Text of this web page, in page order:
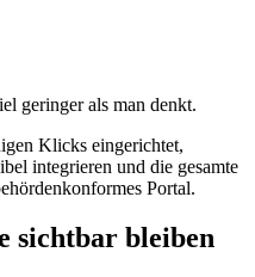
geringer als man denkt.
Klicks eingerichtet,
integrieren und die gesamte
Portal.
sichtbar bleiben